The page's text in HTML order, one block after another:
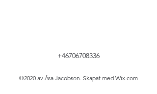
+46706708336
©2020 av Åsa Jacobson. Skapat med Wix.com